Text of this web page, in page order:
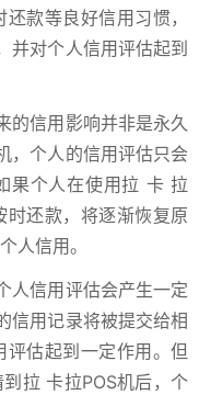
款等良好信用习惯，
并对个人信用评估起到
的信用影响并非是永久
，个人的信用评估只会
果个人在使用拉 卡 拉
时还款，将逐渐恢复原
人信用。
人信用评估会产生一定
信用记录将被提交给相
估起到一定作用。但
拉 卡拉POS机后，个